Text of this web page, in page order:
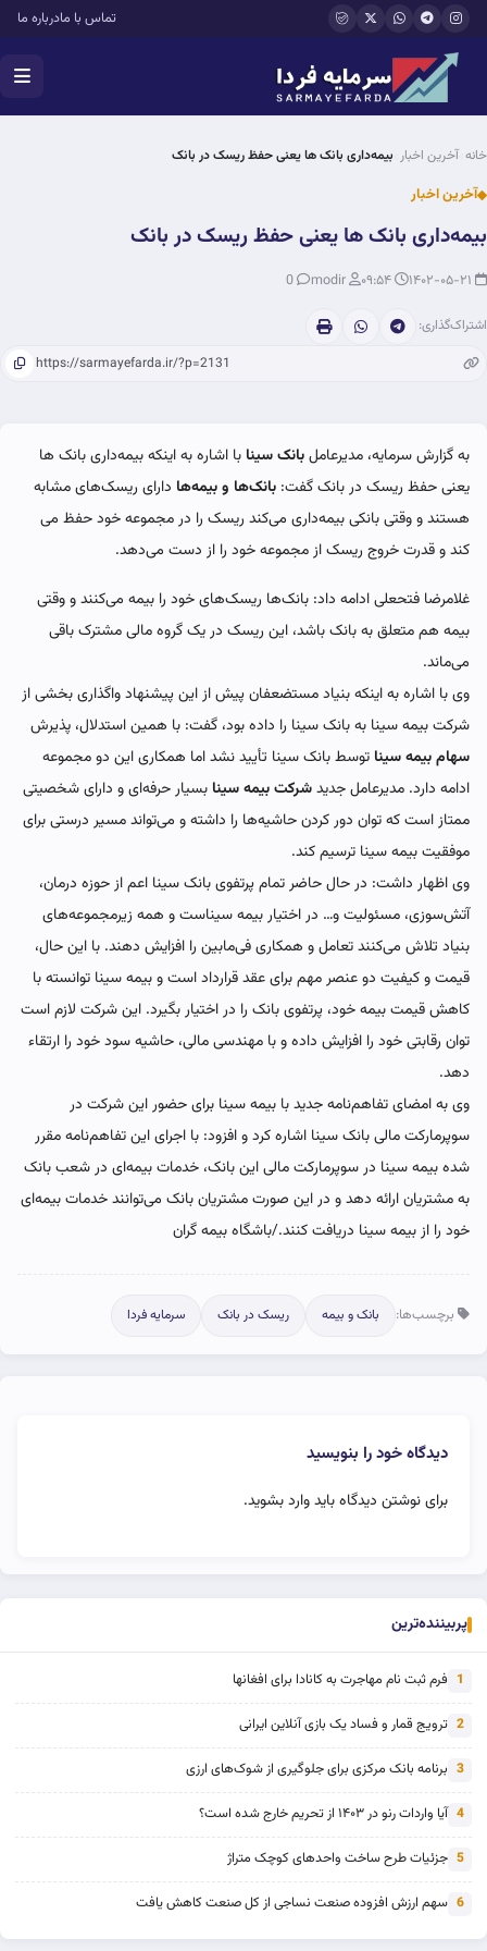
رفتن به محتوای اصلی تماس با مادرباره ما
خانه آخرین اخبار بیمه‌داری بانک ها یعنی حفظ ریسک در بانک
آخرین اخبار
بیمه‌داری بانک ها یعنی حفظ ریسک در بانک
اشتراک‌گذاری:
به گزارش سرمایه، مدیرعاملبانک سینا با اشاره به اینکه بیمه‌داری بانک ها
یعنی حفظ ریسک در بانک گفت: بانک‌ها و بیمه‌ها دارای ریسک‌های مشابه
هستند و وقتی بانکی بیمه‌داری می‌کند ریسک را در مجموعه خود حفظ می
کند و قدرت خروج ریسک از مجموعه خود را از دست می‌دهد.
غلامرضا فتحعلی ادامه داد: بانک‌ها ریسک‌های خود را بیمه می‌کنند و وقتی
بیمه هم متعلق به بانک باشد، این ریسک در یک گروه مالی مشترک باقی
می‌ماند.
وی با اشاره به اینکه بنیاد مستضعفان پیش از این پیشنهاد واگذاری بخشی از
شرکت بیمه سینا به بانک سینا را داده بود، گفت: با همین استدلال، پذیرش
سهام بیمه سینا توسط بانک سینا تأیید نشد اما همکاری این دو مجموعه
ادامه دارد. مدیرعامل جدیدشرکت بیمه سینا بسیار حرفه‌ای و دارای شخصیتی
ممتاز است که توان دور کردن حاشیه‌ها را داشته و می‌تواند مسیر درستی برای
موفقیت بیمه سینا ترسیم کند.
وی اظهار داشت: در حال حاضر تمام پرتفوی بانک سینا اعم از حوزه درمان،
آتش‌سوزی، مسئولیت و… در اختیار بیمه سیناست و همه زیرمجموعه‌های
بنیاد تلاش می‌کنند تعامل و همکاری فی‌مابین را افزایش دهند. با این حال،
قیمت و کیفیت دو عنصر مهم برای عقد قرارداد است و بیمه سینا توانسته با
کاهش قیمت بیمه خود، پرتفوی بانک را در اختیار بگیرد. این شرکت لازم است
توان رقابتی خود را افزایش داده و با مهندسی مالی، حاشیه سود خود را ارتقاء
دهد.
وی به امضای تفاهم‌نامه جدید با بیمه سینا برای حضور این شرکت در
سوپرمارکت مالی بانک سینا اشاره کرد و افزود: با اجرای این تفاهم‌نامه مقرر
شده بیمه سینا در سوپرمارکت مالی این بانک، خدمات بیمه‌ای در شعب بانک
به مشتریان ارائه دهد و در این صورت مشتریان بانک می‌توانند خدمات بیمه‌ای
خود را از بیمه سینا دریافت کنند./باشگاه بیمه گران
برچسب‌ها: بانک و بیمه ریسک در بانک سرمایه فردا
دیدگاه خود را بنویسید
برای نوشتن دیدگاه بایدوارد بشوید.
پربیننده‌ترین
1 فرم ثبت نام مهاجرت به کانادا برای افغانها
2 ترویج قمار و فساد یک بازی آنلاین ایرانی
3 برنامه بانک مرکزی برای جلوگیری از شوک‌های ارزی
4 آیا واردات رنو در ۱۴۰۳ از تحریم خارج شده است؟
5 جزئیات طرح ساخت واحدهای کوچک متراژ
6 سهم ارزش افزوده صنعت نساجی از کل صنعت کاهش یافت